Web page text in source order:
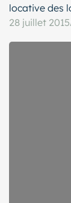
locative des
28 juillet 2015